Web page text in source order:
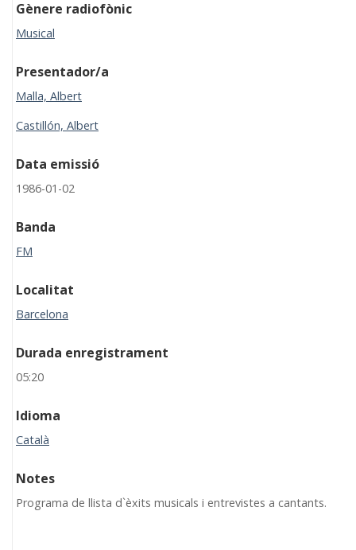
Gènere radiofònic
Musical
Presentador/a
Malla, Albert
Castillón, Albert
Data emissió
1986-01-02
Banda
FM
Localitat
Barcelona
Durada enregistrament
05:20
Idioma
Català
Notes
Programa de llista d`èxits musicals i entrevistes a cantants.